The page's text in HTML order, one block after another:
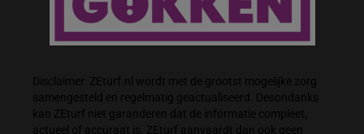
Disclaimer: ZEturf.nl wordt met de grootst mogelijke zorg
samengesteld en regelmatig geactualiseerd. Desondanks
kan ZEturf niet garanderen dat de informatie compleet,
actueel of accuraat is. ZEturf aanvaardt dan ook geen